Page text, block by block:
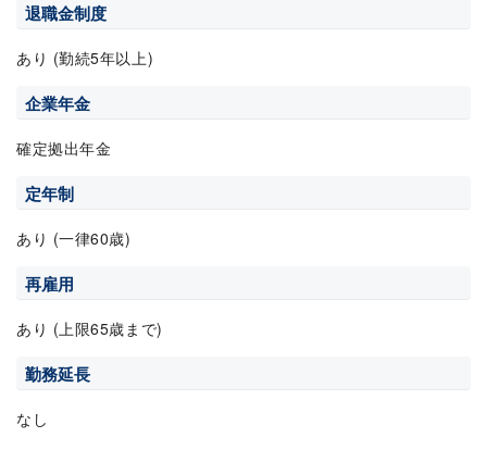
退職金制度
あり (勤続5年以上)
企業年金
確定拠出年金
定年制
あり (一律60歳)
再雇用
あり (上限65歳まで)
勤務延長
なし